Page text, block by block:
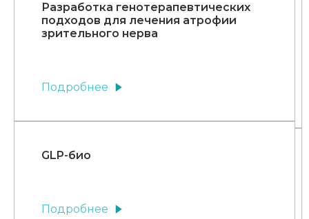
Разработка генотерапевтических
подходов для лечения атрофии
зрительного нерва
Подробнее
GLP-био
Подробнее